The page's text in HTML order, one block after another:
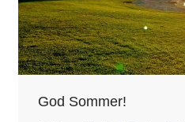
God Sommer!